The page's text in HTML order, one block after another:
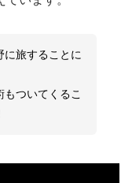
に旅することに
ついてくるこ